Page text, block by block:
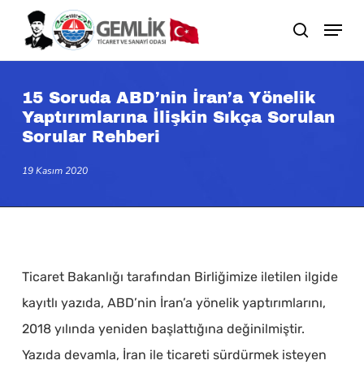
main
content
search
15 Soruda ABD’nin İran’a Yönelik
Yaptırımlarına İlişkin Sıkça Sorulan
Sorular Rehberi
19 Kasım 2020
Ticaret Bakanlığı tarafından Birliğimize iletilen ilgide
kayıtlı yazıda, ABD’nin İran’a yönelik yaptırımlarını,
2018 yılında yeniden başlattığına değinilmiştir.
Yazıda devamla, İran ile ticareti sürdürmek isteyen